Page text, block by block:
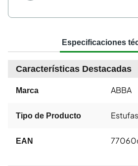
Especificaciones
Características Destacadas
Marca ABBA
Tipo de Producto
EAN